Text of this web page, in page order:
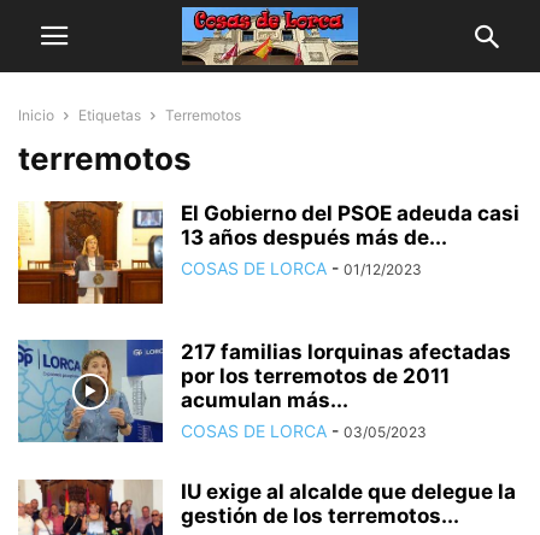
Inicio Etiquetas Terremotos
terremotos
El Gobierno del PSOE adeuda casi
13 años después más de...
COSAS DE LORCA - 01/12/2023
217 familias lorquinas afectadas
por los terremotos de 2011
acumulan más...
COSAS DE LORCA - 03/05/2023
IU exige al alcalde que delegue la
gestión de los terremotos...